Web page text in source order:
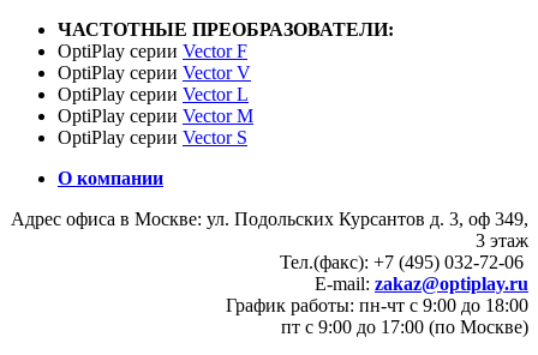
ЧАСТОТНЫЕ ПРЕОБРАЗОВАТЕЛИ:
OptiPlay серии Vector F
OptiPlay серии Vector V
OptiPlay серии Vector L
OptiPlay серии Vector M
OptiPlay серии Vector S
О компании
Адрес офиса в Москве: ул. Подольских Курсантов д. 3, оф 349,
3 этаж
Тел.(факс): +7 (495) 032-72-06
E-mail: zakaz@optiplay.ru
График работы: пн-чт с 9:00 до 18:00
пт с 9:00 до 17:00 (по Москве)